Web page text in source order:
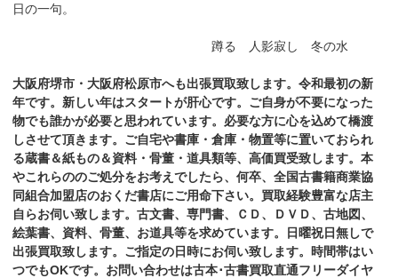
日の一句。
蹲る 人影寂し 冬の水
大阪府堺市・大阪府松原市へも出張買取致します。令和最初の新
年です。新しい年はスタートが肝心です。ご自身が不要になった
物でも誰かが必要と思われています。必要な方に心を込めて橋渡
しさせて頂きます。ご自宅や書庫・倉庫・物置等に置いておられ
る蔵書＆紙もの＆資料・骨董・道具類等、高価買受致します。本
やこれらののご処分をお考えでしたら、何卒、全国古書籍商業協
同組合加盟店のおくだ書店にご用命下さい。買取経験豊富な店主
自らお伺い致します。古文書、専門書、ＣＤ、ＤＶＤ、古地図、
絵葉書、資料、骨董、お道具等を求めています。日曜祝日無しで
出張買取致します。ご指定の日時にお伺い致します。時間帯はい
つでもOKです。お問い合わせは古本･古書買取直通フリーダイヤ